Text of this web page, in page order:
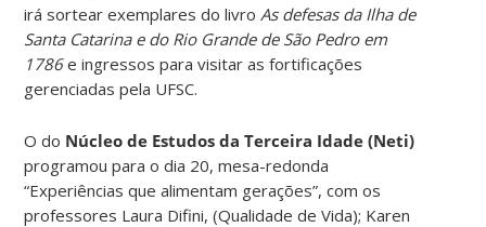
irá sortear exemplares do livro As defesas da Ilha de
Santa Catarina e do Rio Grande de São Pedro em
1786e ingressos para visitar as fortificações
gerenciadas pela UFSC.
O do Núcleo de Estudos da Terceira Idade (Neti)
programou para o dia 20, mesa-redonda
“Experiências que alimentam gerações”, com os
professores Laura Difini, (Qualidade de Vida); Karen